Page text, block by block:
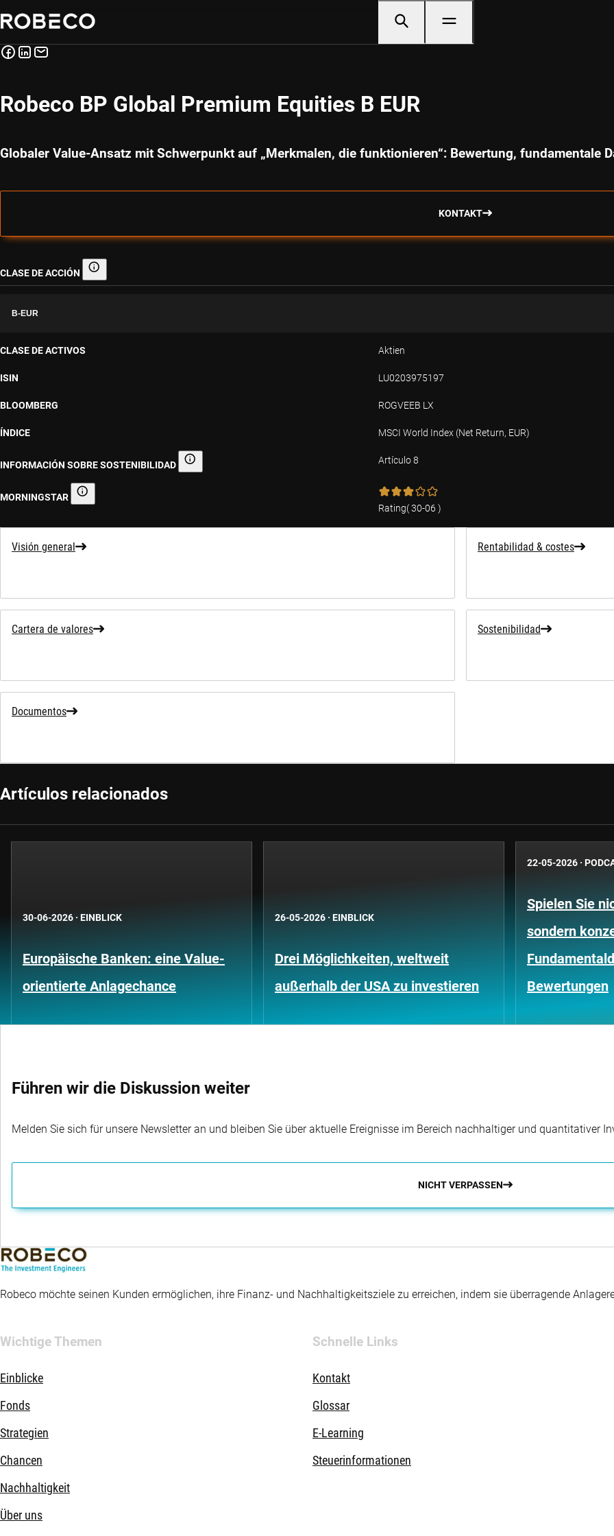
Robeco BP Global Premium Equities B EUR
Globaler Value-Ansatz mit Schwerpunkt auf „Merkmalen, die funktionieren“: Bewertung, fundamentale
KONTAKT
CLASE DE ACCIÓN Clase de acción
B-EUR
CLASE DE ACTIVOS Aktien
ISIN LU0203975197
BLOOMBERG ROGVEEB LX
ÍNDICE MSCI World Index (Net Return, EUR)
INFORMACIÓN SOBRE SOSTENIBILIDAD Información sobre sostenibilidad Artículo 8
MORNINGSTAR Morningstar
Rating(30-06 )
Visión general Rentabilidad & costes
Cartera de valores Sostenibilidad
Documentos
Artículos relacionados
30-06-2026 · EINBLICK
Europäische Banken: eine Value-
orientierte Anlagechance
26-05-2026 · EINBLICK
Drei Möglichkeiten, weltweit
außerhalb der USA zu investieren
22-05-2026 ·
Spielen Sie
sondern
Bewertungen
Führen wir die Diskussion weiter
Melden Sie sich für unsere Newsletter an und bleiben Sie über aktuelle Ereignisse im Bereich nachhaltiger und quantitativer
NICHT VERPASSEN
Robeco möchte seinen Kunden ermöglichen, ihre Finanz- und Nachhaltigkeitsziele zu erreichen, indem sie überragende
Wichtige Themen
Einblicke
Fonds
Strategien
Chancen
Nachhaltigkeit
Über uns
Schnelle Links
Kontakt
Glossar
E-Learning
Steuerinformationen